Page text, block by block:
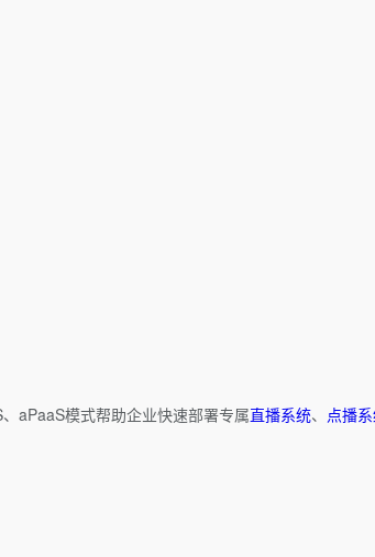
aPaaS模式帮助企业快速部署专属直播系统、 点播